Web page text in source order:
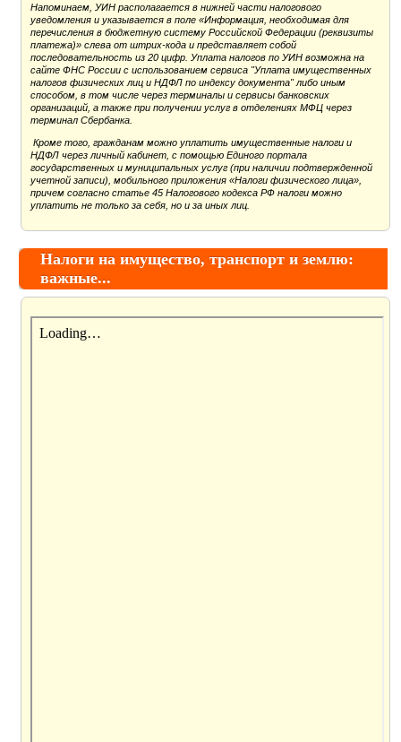
Напоминаем, УИН располагается в нижней части налогового
уведомления и указывается в поле «Информация, необходимая для
перечисления в бюджетную систему Российской Федерации (реквизиты
платежа)» слева от штрих-кода и представляет собой
последовательность из 20 цифр. Уплата налогов по УИН возможна на
сайте ФНС России с использованием сервиса "Уплата имущественных
налогов физических лиц и НДФЛ по индексу документа" либо иным
способом, в том числе через терминалы и сервисы банковских
организаций, а также при получении услуг в отделениях МФЦ через
терминал Сбербанка.
Кроме того, гражданам можно уплатить имущественные налоги и
НДФЛ через личный кабинет, с помощью Единого портала
государственных и муниципальных услуг (при наличии подтвержденной
учетной записи), мобильного приложения «Налоги физического лица»,
причем согласно статье 45 Налогового кодекса РФ налоги можно
уплатить не только за себя, но и за иных лиц.
Налоги на имущество, транспорт и землю:
важные...